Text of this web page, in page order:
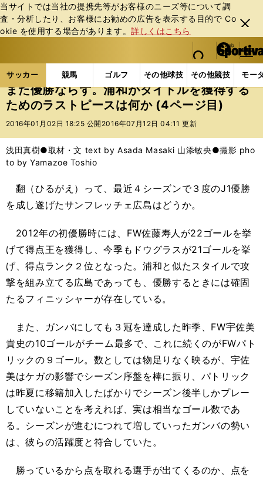
当サイトでは当社の提携先等がお客様のニーズ等について調
査・分析したり、お客様にお勧めの広告を表⽰する⽬的で Co
okie を使⽤する場合があります。詳しくはこちら
閉じ
る
web Sportiva (webスポルティーバ)
検索
マイペ
ー
ジ
メニュ
サッカー 競馬 ゴルフ その他球技 その他競技 モー
ス
ポ
ル
バ
サッカーの記事一覧 Jリーグ他 Jリーグ また優
また優勝ならず。浦和がタイトルを獲得する
ためのラストピースは何か (4ページ目)
2016年01月02日 18:25 公開 2016年07月12日 04:11 更新
浅田真樹●取材・文 text by Asada Masaki 山添敏央●撮影 pho
to by Yamazoe Toshio
翻（ひるがえ）って、最近４シーズンで３度のJ1優勝
を成し遂げたサンフレッチェ広島はどうか。
2012年の初優勝時には、FW佐藤寿人が22ゴールを挙
げて得点王を獲得し、今季もドウグラスが21ゴールを挙
げ、得点ランク２位となった。浦和と似たスタイルで攻
撃を組み立てる広島であっても、優勝するときには確固
たるフィニッシャーが存在している。
また、ガンバにしても３冠を達成した昨季、FW宇佐美
貴史の10ゴールがチーム最多で、これに続くのがFWパト
リックの９ゴール。数としては物足りなく映るが、宇佐
美はケガの影響でシーズン序盤を棒に振り、パトリック
は昨夏に移籍加入したばかりでシーズン後半しかプレー
していないことを考えれば、実は相当なゴール数であ
る。シーズンが進むにつれて増していったガンバの勢い
は、彼らの活躍度と符合していた。
勝っているから点を取れる選手が出てくるのか、点を